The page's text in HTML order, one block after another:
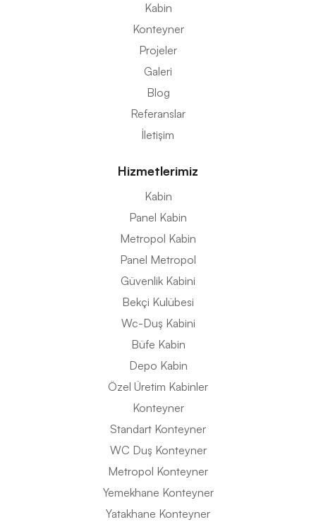
Kabin
Konteyner
Projeler
Galeri
Blog
Referanslar
İletişim
Hizmetlerimiz
Kabin
Panel Kabin
Metropol Kabin
Panel Metropol
Güvenlik Kabini
Bekçi Kulübesi
Wc-Duş Kabini
Büfe Kabin
Depo Kabin
Özel Üretim Kabinler
Konteyner
Standart Konteyner
WC Duş Konteyner
Metropol Konteyner
Yemekhane Konteyner
Yatakhane Konteyner